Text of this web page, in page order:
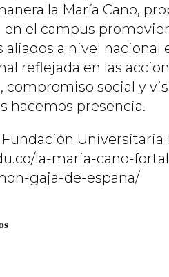
la María Cano,
el campus
a nivel nacional
reflejada en las
social y
hacemos presencia.
Universitaria
la-maria-cano-
gaja-de-espana/